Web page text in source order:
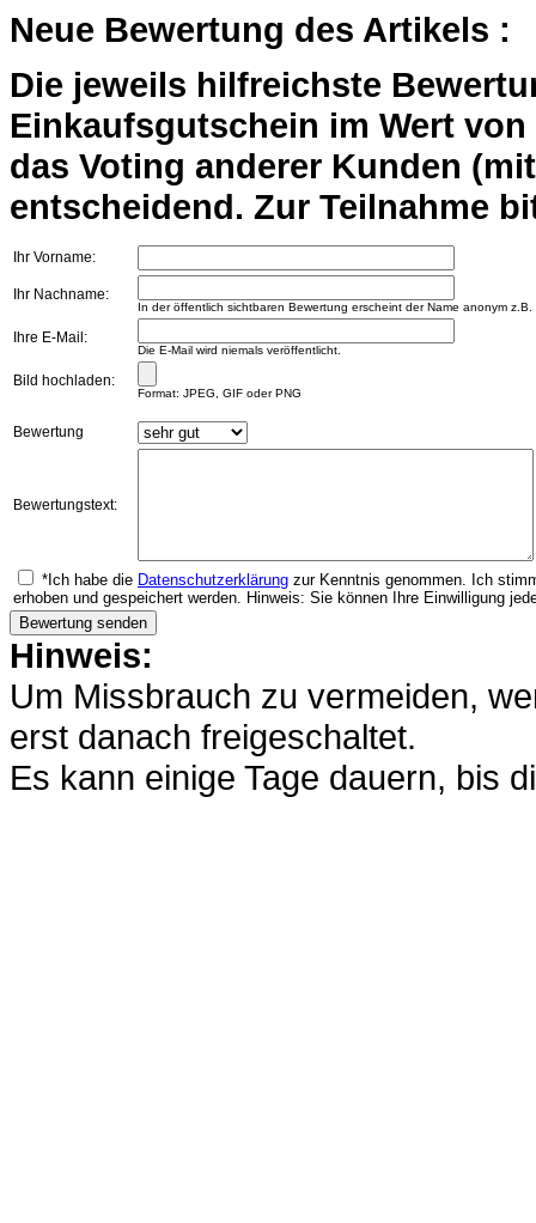
Neue Bewertung des Artikels :
Die jeweils hilfreichste
Einkaufsgutschein im Wert
das Voting anderer Kunden
entscheidend. Zur Teilnahme
Ihr Vorname:
Ihr Nachname:
In der öffentlich sichtbaren Bewertung erscheint der Name anonym
Ihre E-Mail:
Die E-Mail wird niemals veröffentlicht.
Bild hochladen:
Format: JPEG, GIF oder PNG
Bewertung
Bewertungstext:
*Ich habe die Datenschutzerklärung zur Kenntnis genommen. Ich
erhoben und gespeichert werden. Hinweis: Sie können Ihre Einwilligung
Hinweis:
Um Missbrauch zu vermeiden,
erst danach freigeschaltet.
Es kann einige Tage dauern, bis